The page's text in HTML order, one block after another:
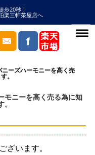
歩20秒！
楽三軒茶屋店へ
ーズハーモニーを高く売
。
ニーを高く売る為に知
ざいます。